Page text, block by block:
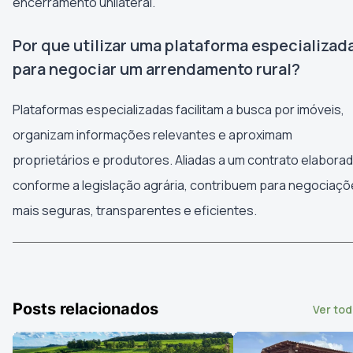
Por que utilizar uma plataforma
para negociar um arrendamento rural?
Plataformas especializadas facilitam a busca por imóveis,
organizam informações relevantes e aproximam
proprietários e produtores. Aliadas a um contrato
conforme a legislação agrária, contribuem para
mais seguras, transparentes e eficientes.
Posts relacionados Ver